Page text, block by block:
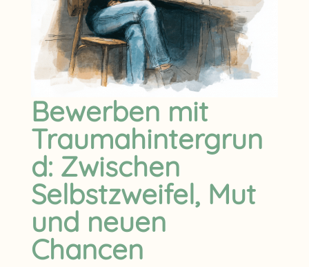
Bewerben mit
Traumahintergrun
d: Zwischen
Selbstzweifel, Mut
und neuen
Chancen